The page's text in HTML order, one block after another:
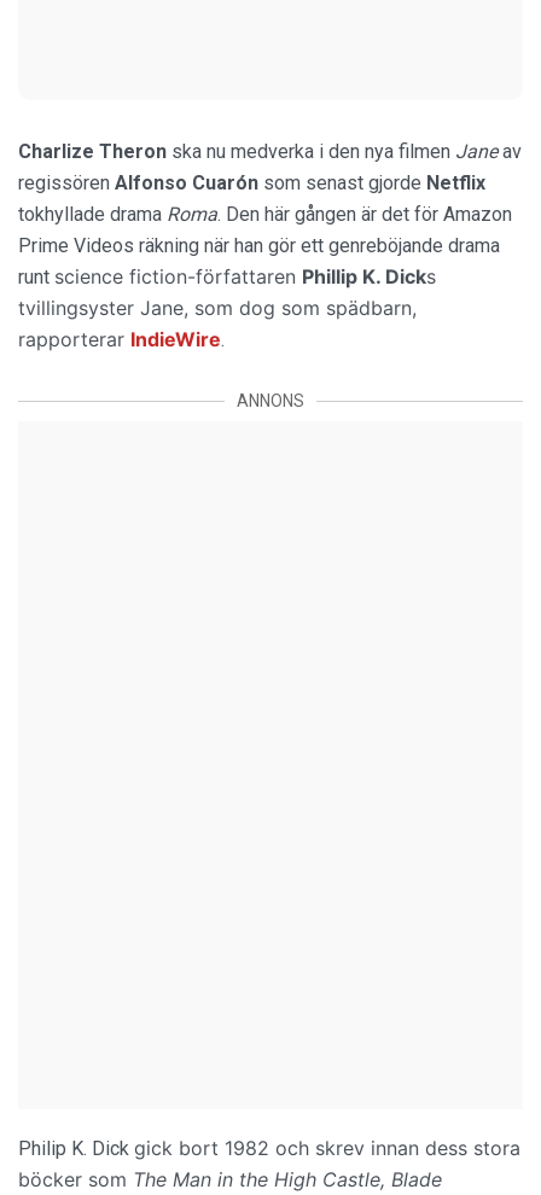
Charlize Theron ska nu medverka i den nya filmen Janeav
regissören Alfonso Cuarón som senast gjorde Netflix
tokhyllade drama Roma. Den här gången är det för Amazon
Prime Videos räkning när han gör ett genreböjande drama
runt science fiction-författaren Phillip K. Dicks
tvillingsyster Jane, som dog som spädbarn,
rapporterar IndieWire.
ANNONS
Philip K. Dick gick bort 1982 och skrev innan dess stora
böcker som The Man in the High Castle, Blade